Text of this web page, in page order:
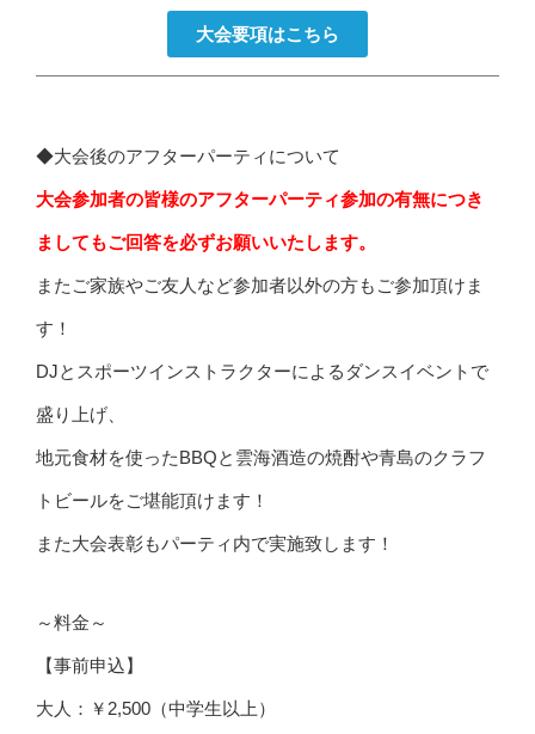
大会要項はこちら
◆大会後のアフターパーティについて
大会参加者の皆様のアフターパーティ参加の有無につき
ましてもご回答を必ずお願いいたします。
またご家族やご友人など参加者以外の方もご参加頂けま
す！
DJとスポーツインストラクターによるダンスイベントで
盛り上げ、
地元食材を使ったBBQと雲海酒造の焼酎や青島のクラフ
トビールをご堪能頂けます！
また大会表彰もパーティ内で実施致します！
～料金～
【事前申込】
大人：￥2,500（中学生以上）